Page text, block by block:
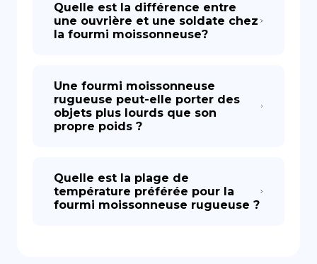
Quelle est la différence entre
une ouvrière et une soldate chez
la fourmi moissonneuse?
Une fourmi moissonneuse
rugueuse peut-elle porter des
objets plus lourds que son
propre poids ?
Quelle est la plage de
température préférée pour la
fourmi moissonneuse rugueuse ?